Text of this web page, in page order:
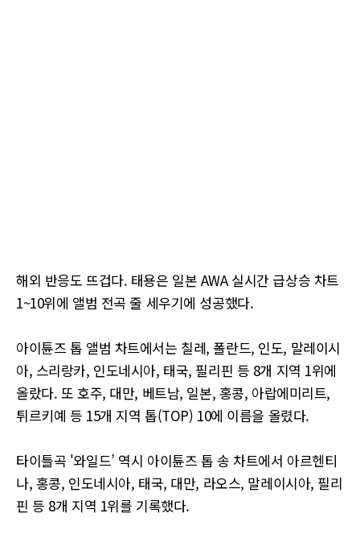
해외 반응도 뜨겁다. 태용은 일본 AWA 실시간 급상승 차트
1~10위에 앨범 전곡 줄 세우기에 성공했다.
아이튠즈 톱 앨범 차트에서는 칠레, 폴란드, 인도, 말레이시
아, 스리랑카, 인도네시아, 태국, 필리핀 등 8개 지역 1위에
올랐다. 또 호주, 대만, 베트남, 일본, 홍콩, 아랍에미리트,
튀르키예 등 15개 지역 톱(TOP) 10에 이름을 올렸다.
타이틀곡 '와일드’ 역시 아이튠즈 톱 송 차트에서 아르헨티
나, 홍콩, 인도네시아, 태국, 대만, 라오스, 말레이시아, 필리
핀 등 8개 지역 1위를 기록했다.